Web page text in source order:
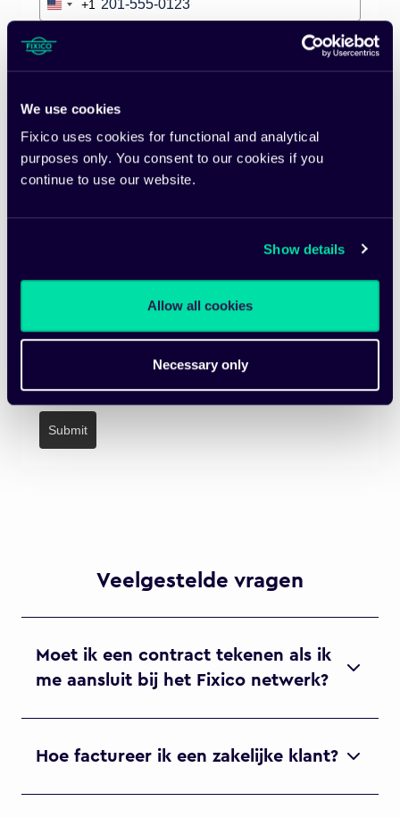
We use cookies
Fixico uses cookies for functional and analytical
purposes only. You consent to our cookies if you
continue to use our website.
Show details
Allow all cookies
Necessary only
United
+1
Website
Would you like to receive mechanical repair,
Fixico?*
Please verify your request*
Submit
Veelgestelde vragen
Moet ik een contract tekenen als ik
me aansluit bij het Fixico netwerk?
Hoe factureer ik een zakelijke klant?